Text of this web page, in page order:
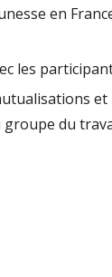
en
les
et
groupe du